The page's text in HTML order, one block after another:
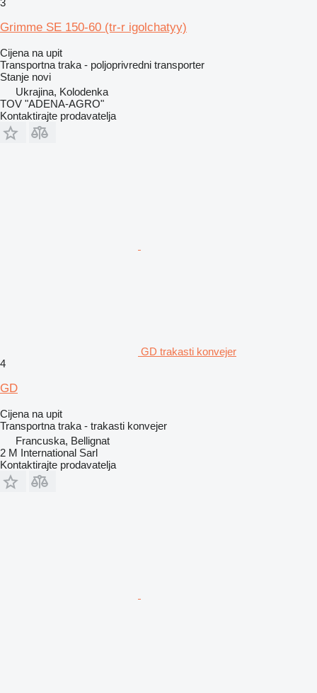
Grimme SE 150-60 (tr-r igolchatyy)
Cijena na upit
Transportna traka - poljoprivredni transporter
Stanje novi
Ukrajina, Kolodenka
TOV "ADENA-AGRO"
Kontaktirajte prodavatelja
GD trakasti konvejer
4
GD
Cijena na upit
Transportna traka - trakasti konvejer
Francuska, Bellignat
2 M International Sarl
Kontaktirajte prodavatelja